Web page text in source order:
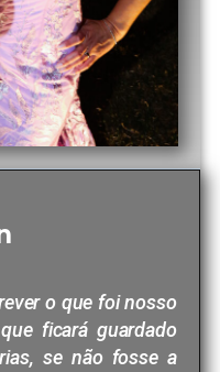
o que foi nosso
ficará guardado
se não fosse a